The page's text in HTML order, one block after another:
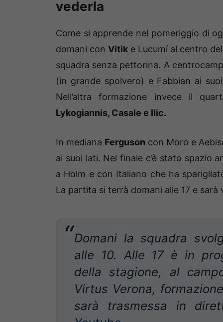
vederla
Come si apprende nel pomeriggio di
domani con Vitik e Lucumí al centro
squadra senza pettorina. A
(in grande spolvero) e Fabbian ai
Nell’altra formazione invece il
Lykogiannis, Casale e Ilic.
In mediana Ferguson con Moro e
ai suoi lati. Nel finale c’è stato spazio
a Holm e con Italiano che ha
La partita si terrà domani alle 17 e
Domani la squadra
alle 10. Alle 17 è in
della stagione, al
Virtus Verona,
sarà trasmessa in